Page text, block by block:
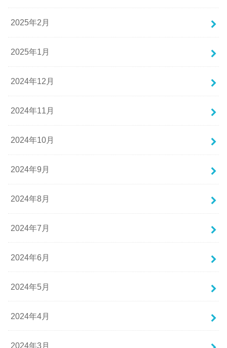
2025年2月
2025年1月
2024年12月
2024年11月
2024年10月
2024年9月
2024年8月
2024年7月
2024年6月
2024年5月
2024年4月
2024年3月